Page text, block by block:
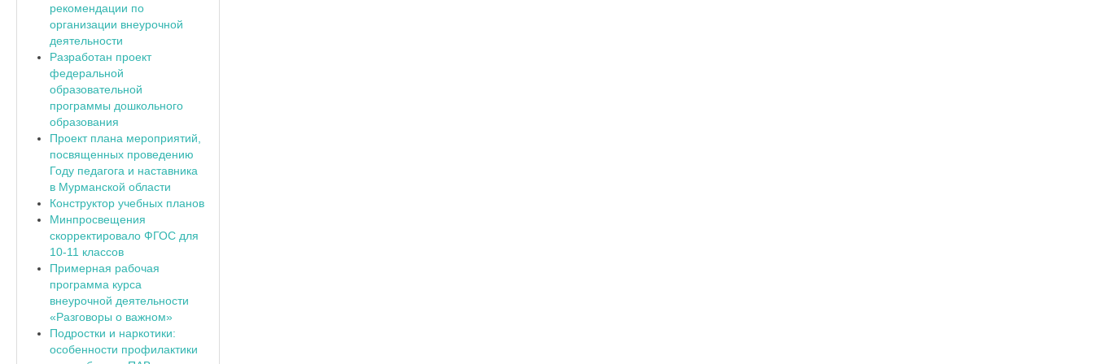
рекомендации по
организации внеурочной
деятельности
Разработан проект
федеральной
образовательной
программы дошкольного
образования
Проект плана мероприятий,
посвященных проведению
Году педагога и наставника
в Мурманской области
Конструктор учебных планов
Минпросвещения
скорректировало ФГОС для
10-11 классов
Примерная рабочая
программа курса
внеурочной деятельности
«Разговоры о важном»
Подростки и наркотики:
особенности профилактики